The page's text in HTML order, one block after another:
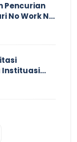
Pencurian
No Work No
Instituasi
Hilir